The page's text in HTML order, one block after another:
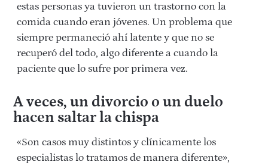
estas personas ya tuvieron un trastorno con la
comida cuando eran jóvenes. Un problema que
siempre permaneció ahí latente y que no se
recuperó del todo, algo diferente a cuando la
paciente que lo sufre por primera vez.
A veces, un divorcio o un duelo
hacen saltar la chispa
«Son casos muy distintos y clínicamente los
especialistas lo tratamos de manera diferente»,